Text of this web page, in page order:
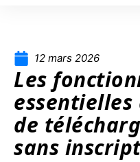
12 mars 2026
Les
essentielles
de
sans